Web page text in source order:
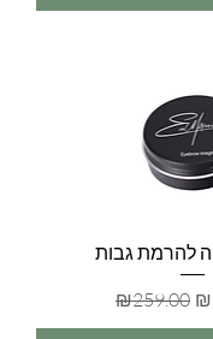
להרמת גבות
Regular
₪259.00